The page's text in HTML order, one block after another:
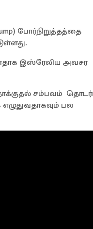
போர்நிறுத்தத்தை
இஸ்ரேலிய அவசர
சம்பவம்
எழுதுவதாகவும் பல